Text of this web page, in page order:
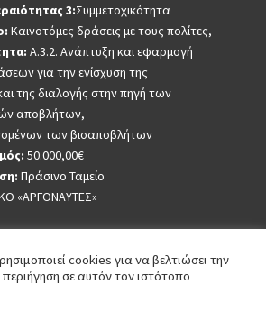
3:Συμμετοχικότητα
Καινοτόμες δράσεις με τους πολίτες,
Α.3.2. Ανάπτυξη και εφαρμογή
για την ενίσχυση της
της διαλογής στην πηγή των
αποβλήτων,
των βιοαποβλήτων
50.000,00€
Πράσινο Ταμείο
«ΑΡΓΟΝΑΥΤΕΣ»
cookies για να βελτιώσει την
σε αυτόν τον ιστότοπο